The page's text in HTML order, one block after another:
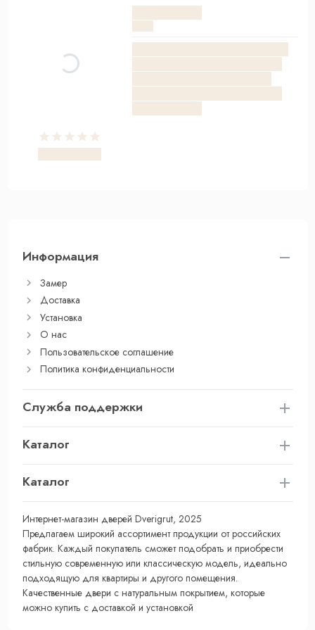
Информация
Замер
Доставка
Установка
О нас
Пользовательское соглашение
Политика конфиденциальности
Служба поддержки
Каталог
Каталог
Интернет-магазин дверей Dverigrut, 2025
Предлагаем широкий ассортимент продукции от российских
фабрик. Каждый покупатель сможет подобрать и приобрести
стильную современную или классическую модель, идеально
подходящую для квартиры и другого помещения.
Качественные двери с натуральным покрытием, которые
можно купить с доставкой и установкой